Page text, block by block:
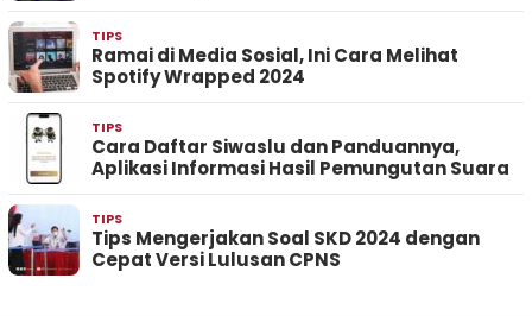
TIPS
Ramai di Media Sosial, Ini Cara Melihat
Spotify Wrapped 2024
TIPS
Cara Daftar Siwaslu dan Panduannya,
Aplikasi Informasi Hasil Pemungutan Suara
TIPS
Tips Mengerjakan Soal SKD 2024 dengan
Cepat Versi Lulusan CPNS